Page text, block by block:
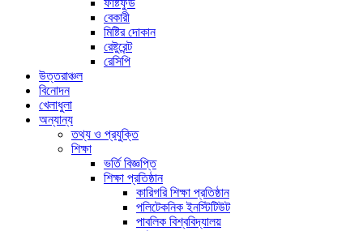
ফাষ্টফুড
বেকারী
মিষ্টির দোকান
রেষ্টুরেন্ট
রেসিপি
উত্তরাঞ্চল
বিনোদন
খেলাধুলা
অন্যান্য
তথ্য ও প্রযুক্তি
শিক্ষা
ভর্তি বিজ্ঞপ্তি
শিক্ষা প্রতিষ্ঠান
কারিগরি শিক্ষা প্রতিষ্ঠান
পলিটেকনিক ইনস্টিটিউট
পাবলিক বিশ্ববিদ্যালয়